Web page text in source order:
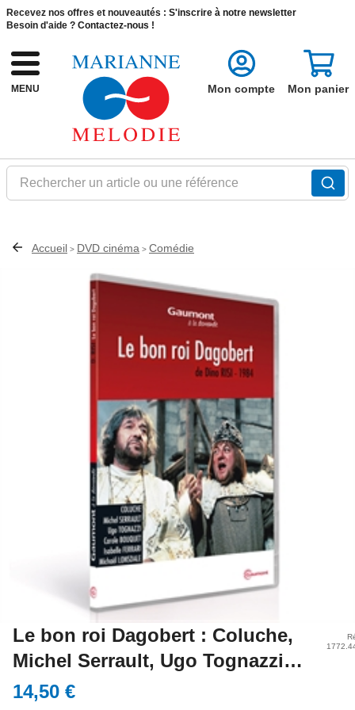
Recevez nos offres et nouveautés : S'inscrire à notre newsletter
Besoin d'aide ? Contactez-nous !
MENU
Rechercher un article ou une référence
Mon compte Mon panier
Accueil > DVD cinéma > Comédie
Le bon roi Dagobert : Coluche,
Michel Serrault, Ugo Tognazzi…
14,50 €